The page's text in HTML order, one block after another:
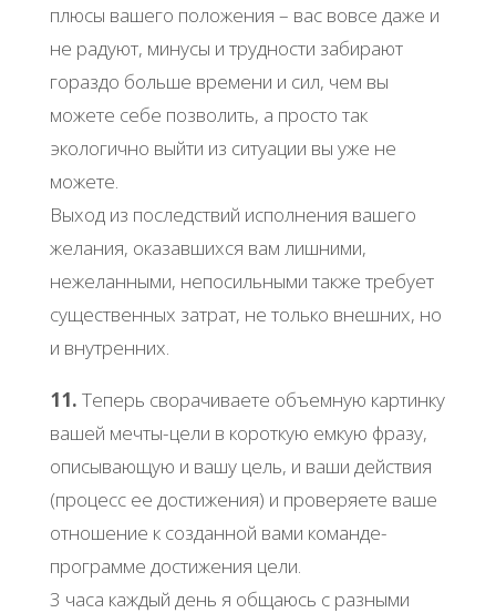
плюсы вашего положения – вас вовсе даже и
не радуют, минусы и трудности забирают
гораздо больше времени и сил, чем вы
можете себе позволить, а просто так
экологично выйти из ситуации вы уже не
можете.
Выход из последствий исполнения вашего
желания, оказавшихся вам лишними,
нежеланными, непосильными также требует
существенных затрат, не только внешних, но
и внутренних.
11. Теперь сворачиваете объемную картинку
вашей мечты-цели в короткую емкую фразу,
описывающую и вашу цель, и ваши действия
(процесс ее достижения) и проверяете ваше
отношение к созданной вами команде-
программе достижения цели.
3 часа каждый день я общаюсь с разными